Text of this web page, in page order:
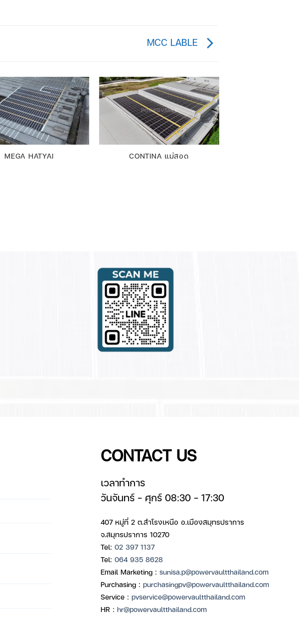
MCC LABLE
MEGA HATYAI CONTINA แม่สอด
CONTACT US
เวลาทำการ
วันจันทร์ – ศุกร์ 08:30 – 17:30
407 หมู่ที่ 2 ต.สำโรงเหนือ อ.เมืองสมุทรปราการ
จ.สมุทรปราการ 10270
Tel: 02 397 1137
Tel: 064 935 8628
Email Marketing : sunisa.p@powervaultthailand.com
Purchasing : purchasingpv@powervaultthailand.com
Service : pvservice@powervaultthailand.com
HR : hr@powervaultthailand.com